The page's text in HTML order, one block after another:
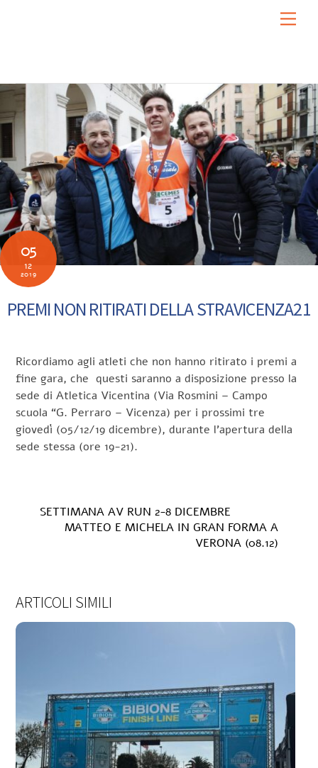
05
12
2019
PREMI NON RITIRATI DELLA STRAVICENZA21
Ricordiamo agli atleti che non hanno ritirato i premi a
fine gara, che questi saranno a disposizione presso la
sede di Atletica Vicentina (Via Rosmini – Campo
scuola “G. Perraro – Vicenza) per i prossimi tre
giovedì (05/12/19 dicembre), durante l’apertura della
sede stessa (ore 19-21).
SETTIMANA AV RUN 2-8 DICEMBRE
MATTEO E MICHELA IN GRAN FORMA A
VERONA (08.12)
ARTICOLI SIMILI